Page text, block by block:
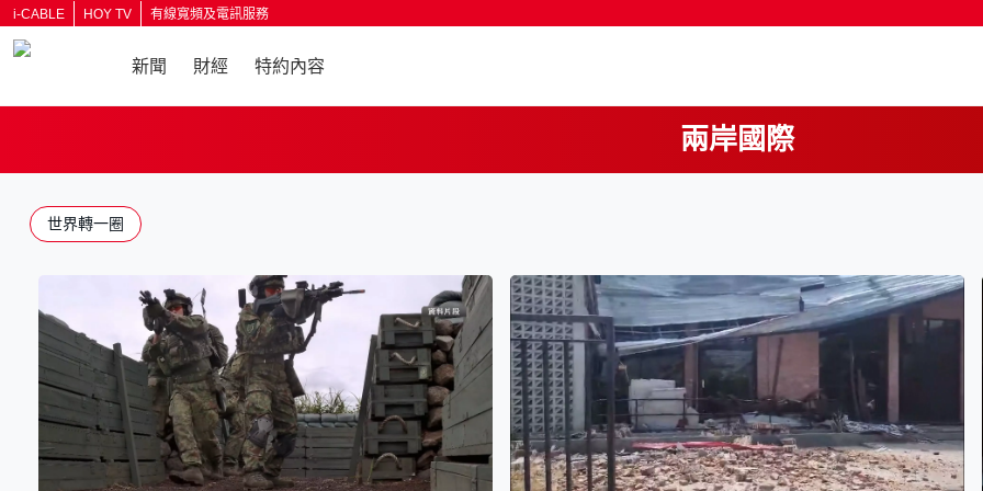
i-CABLE HOY TV 有線寬頻及電訊服務
新聞 財經 特約內容
兩岸國際
世界轉一圈